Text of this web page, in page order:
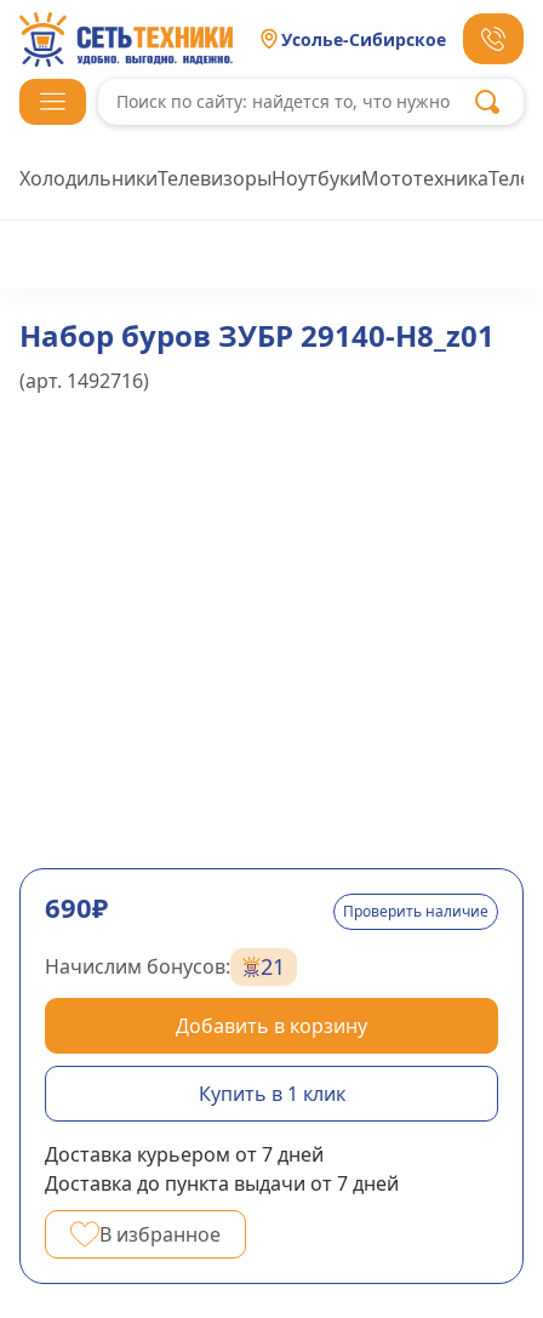
Усолье-Сибирское
ХолодильникиТелевизорыНоутбукиМототехника
Набор буров ЗУБР 29140-H8_z01
(арт. 1492716)
690₽ Проверить наличие
Начислим бонусов: 21
Добавить в корзину
Купить в 1 клик
Доставка курьером от 7дней
Доставка до пункта выдачи от 7дней
В избранное